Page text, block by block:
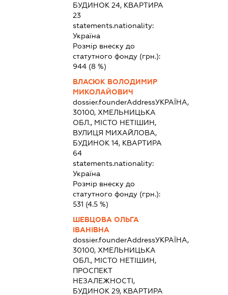
БУДИНОК 24, КВАРТИРА
23
statements.nationality:
Україна
Розмір внеску до
статутного фонду (грн.):
944 (8 %)
ВЛАСЮК ВОЛОДИМИР
МИКОЛАЙОВИЧ
dossier.founderAddressУКРАЇНА,
30100, ХМЕЛЬНИЦЬКА
ОБЛ., МІСТО НЕТІШИН,
ВУЛИЦЯ МИХАЙЛОВА,
БУДИНОК 14, КВАРТИРА
64
statements.nationality:
Україна
Розмір внеску до
статутного фонду (грн.):
531 (4.5 %)
ШЕВЦОВА ОЛЬГА
ІВАНІВНА
dossier.founderAddressУКРАЇНА,
30100, ХМЕЛЬНИЦЬКА
ОБЛ., МІСТО НЕТІШИН,
ПРОСПЕКТ
НЕЗАЛЕЖНОСТІ,
БУДИНОК 29, КВАРТИРА